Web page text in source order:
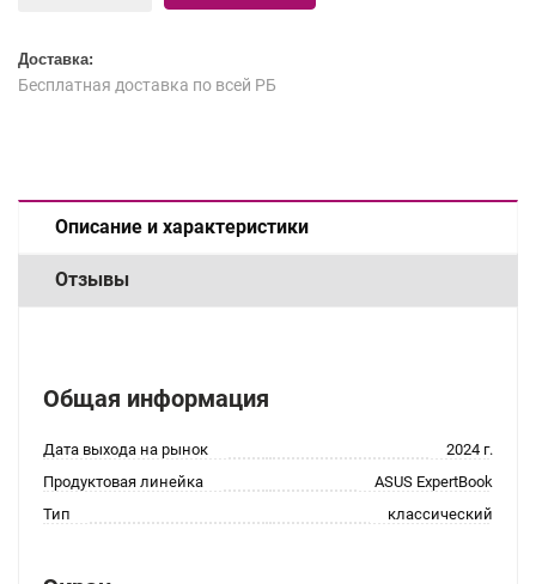
Доставка:
Бесплатная доставка по всей РБ
Описание и характеристики
Отзывы
Общая информация
Дата выхода на рынок
2024 г.
Продуктовая линейка
ASUS ExpertBook
Тип
классический